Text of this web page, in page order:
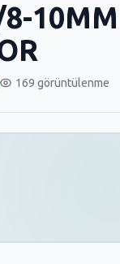
169 görüntülenme